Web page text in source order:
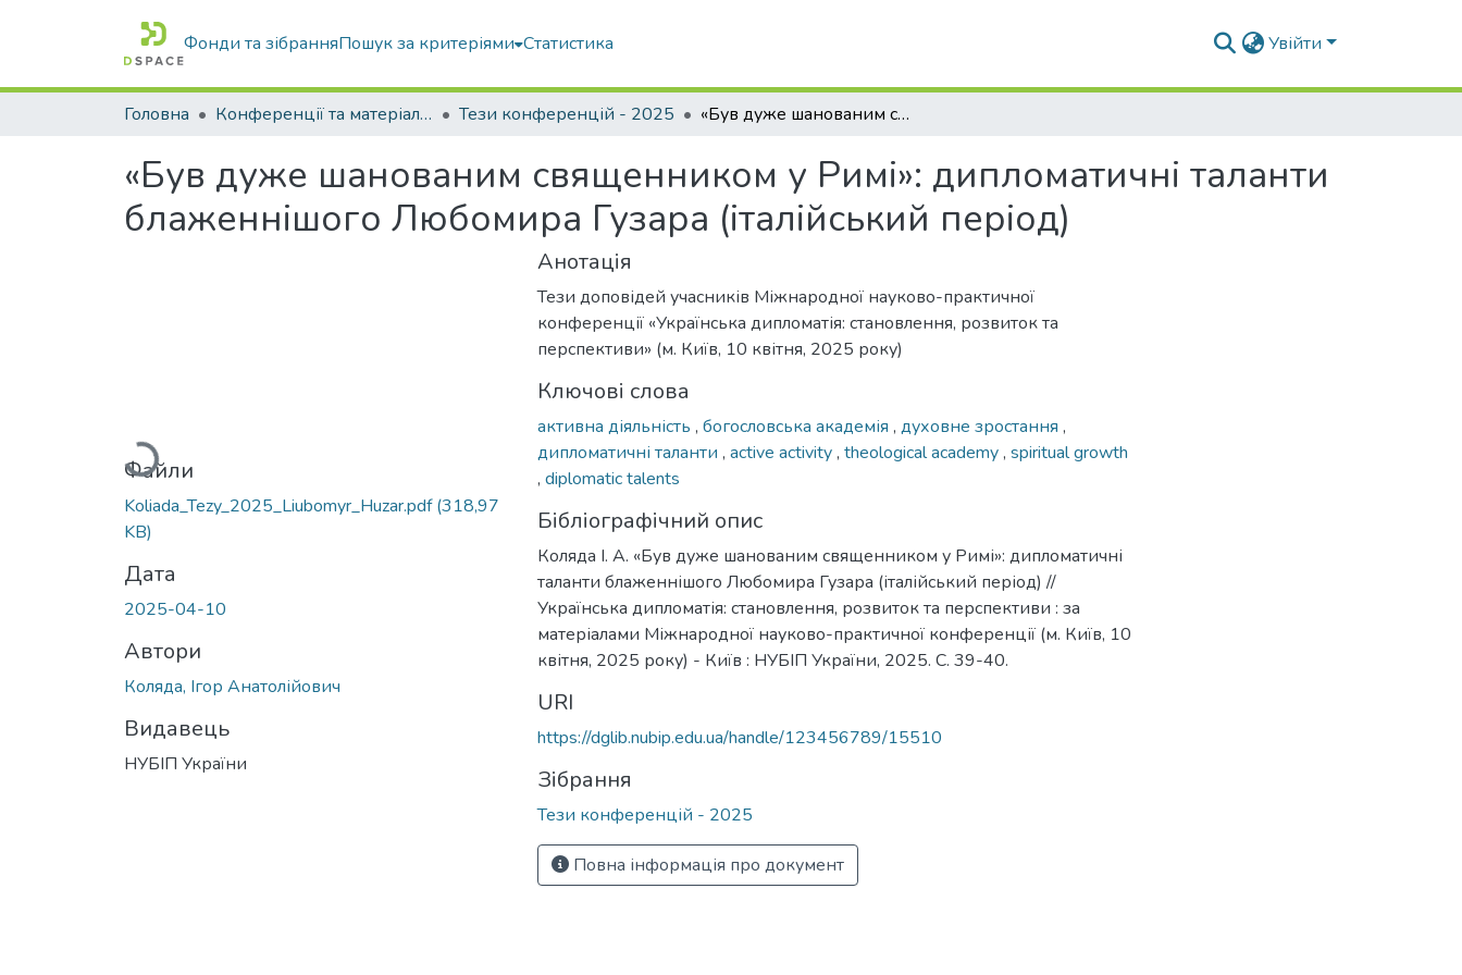
Фонди та зібранняПошук за критеріями Статистика Увійти
Головна Конференції та матеріали конференцій Тези конференцій - 2025 «Був дуже шанованим священником у Римі»: дипломатичні таланти блаженнішого Любомира Гузара (італійський період)
«Був дуже шанованим священником у Римі»: дипломатичні таланти
блаженнішого Любомира Гузара (італійський період)
Вантажиться...
Файли
Koliada_Tezy_2025_Liubomyr_Huzar.pdf(318,97
KB)
Дата
2025-04-10
Автори
Коляда, Ігор Анатолійович
Видавець
НУБІП України
Анотація
Тези доповідей учасників Міжнародної науково-практичної
конференції «Українська дипломатія: становлення, розвиток та
перспективи» (м. Київ, 10 квітня, 2025 року)
Ключові слова
активна діяльність , богословська академія , духовне зростання ,
дипломатичні таланти , active activity, theological academy, spiritual growth
, diplomatic talents
Бібліографічний опис
Коляда І. А. «Був дуже шанованим священником у Римі»: дипломатичні
таланти блаженнішого Любомира Гузара (італійський період) //
Українська дипломатія: становлення, розвиток та перспективи : за
матеріалами Міжнародної науково-практичної конференції (м. Київ, 10
квітня, 2025 року) - Київ : НУБІП України, 2025. С. 39-40.
URI
https://dglib.nubip.edu.ua/handle/123456789/15510
Зібрання
Тези конференцій - 2025
Повна інформація про документ